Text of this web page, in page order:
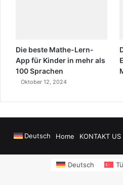
Die beste Mathe-Lern-
App für Kinder in mehr als
100 Sprachen
Oktober 12, 2024
Deutsch Home KONTAKT US
Deutsch